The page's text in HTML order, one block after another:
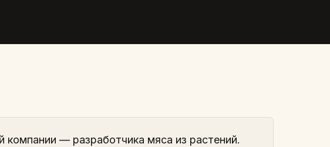
— разработчика мяса из растений.